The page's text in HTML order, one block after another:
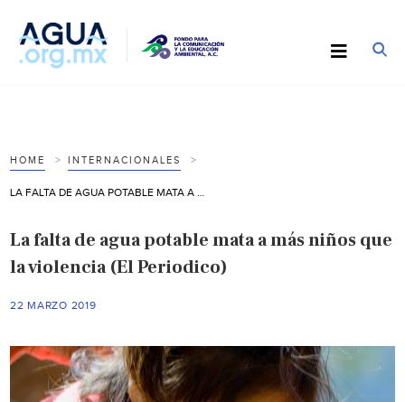
HOME INTERNACIONALES
La falta de agua potable mata a más niños que
la violencia (El Periodico)
22 MARZO 2019